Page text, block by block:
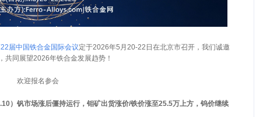
届中国铁合金国际会议定于2026年5月20-22日在北京市召开，我们诚邀
共同展望2026年铁合金发展趋势！
欢迎报名参会
）钒市场涨后僵持运行，钼矿出货涨价/铁价涨至25.5万上方，钨价继续